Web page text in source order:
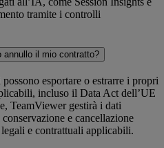
tramite i controlli
annullo il mio contratto?
esportare o estrarre i propri
incluso il Data Act dell’UE
TeamViewer gestirà i dati
e cancellazione
e contrattuali applicabili.